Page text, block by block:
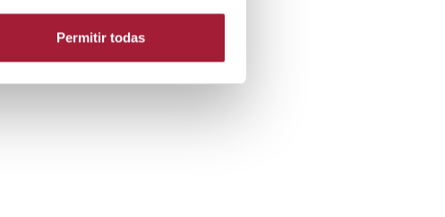
Permitir todas